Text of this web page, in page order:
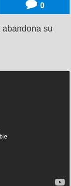
0
su